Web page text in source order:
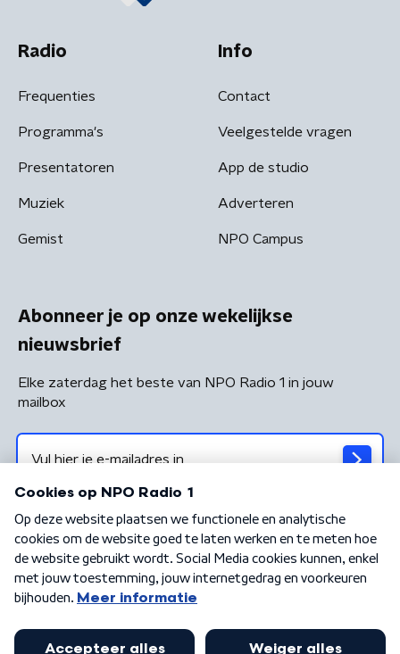
Radio
Frequenties
Programma's
Presentatoren
Muziek
Gemist
Info
Contact
Veelgestelde vragen
App de studio
Adverteren
NPO Campus
Abonneer je op onze wekelijkse
nieuwsbrief
Elke zaterdag het beste van NPO Radio 1 in jouw
mailbox
Algemene voorwaarden